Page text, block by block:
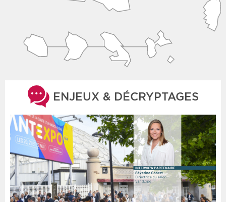
ENJEUX & DÉCRYPTAGES